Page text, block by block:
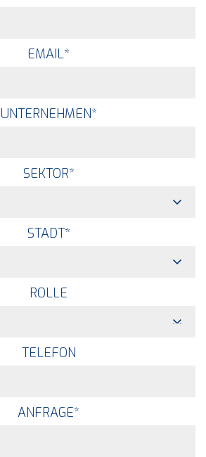
EMAIL*
UNTERNEHMEN*
SEKTOR*
STADT*
ROLLE
TELEFON
ANFRAGE*